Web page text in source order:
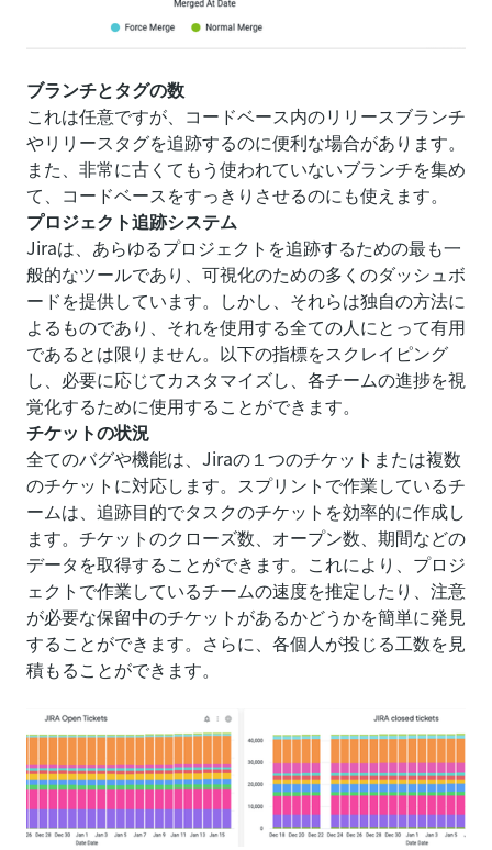
ブランチとタグの数
これは任意ですが、コードベース内のリリースブランチ
やリリースタグを追跡するのに便利な場合があります。
また、非常に古くてもう使われていないブランチを集め
て、コードベースをすっきりさせるのにも使えます。
プロジェクト追跡システム
Jiraは、あらゆるプロジェクトを追跡するための最も一
般的なツールであり、可視化のための多くのダッシュボ
ードを提供しています。しかし、それらは独自の方法に
よるものであり、それを使用する全ての人にとって有用
であるとは限りません。以下の指標をスクレイピング
し、必要に応じてカスタマイズし、各チームの進捗を視
覚化するために使用することができます。
チケットの状況
全てのバグや機能は、Jiraの１つのチケットまたは複数
のチケットに対応します。スプリントで作業しているチ
ームは、追跡目的でタスクのチケットを効率的に作成し
ます。チケットのクローズ数、オープン数、期間などの
データを取得することができます。これにより、プロジ
ェクトで作業しているチームの速度を推定したり、注意
が必要な保留中のチケットがあるかどうかを簡単に発見
することができます。さらに、各個人が投じる工数を見
積もることができます。